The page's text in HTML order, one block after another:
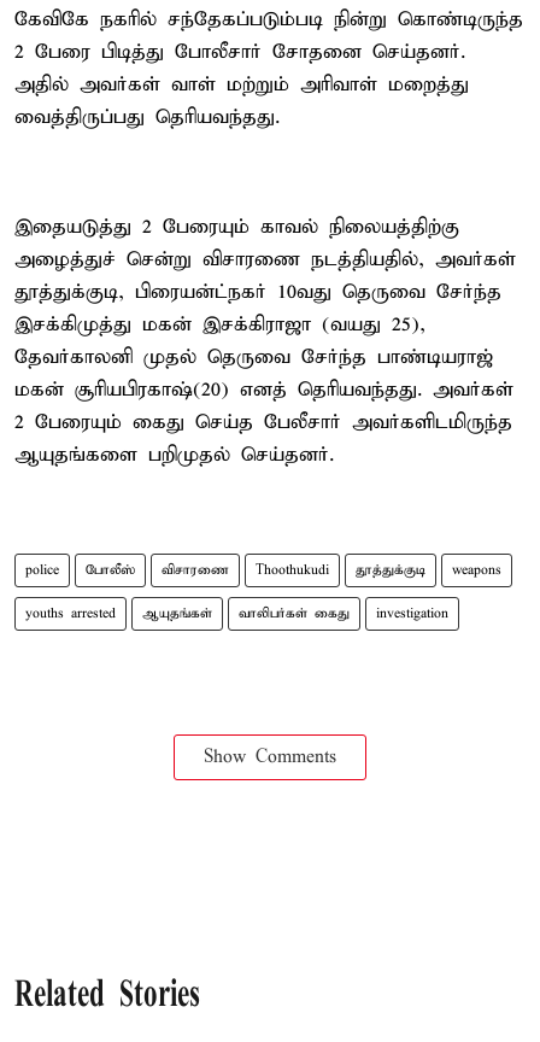
கேவிகே நகரில் சந்தேகப்படும்படி நின்று கொண்டிருந்த
2 பேரை பிடித்து போலீசார் சோதனை செய்தனர்.
அதில் அவர்கள் வாள் மற்றும் அரிவாள் மறைத்து
வைத்திருப்பது தெரியவந்தது.
இதையடுத்து 2 பேரையும் காவல் நிலையத்திற்கு
அழைத்துச் சென்று விசாரணை நடத்தியதில், அவர்கள்
தூத்துக்குடி, பிரையன்ட்நகர் 10வது தெருவை சேர்ந்த
இசக்கிமுத்து மகன் இசக்கிராஜா (வயது 25),
தேவர்காலனி முதல் தெருவை சேர்ந்த பாண்டியராஜ்
மகன் சூரியபிரகாஷ்(20) எனத் தெரியவந்தது. அவர்கள்
2 பேரையும் கைது செய்த பேலீசார் அவர்களிடமிருந்த
ஆயுதங்களை பறிமுதல் செய்தனர்.
police போலீஸ் விசாரணை Thoothukudi தூத்துக்குடி weapons
youths arrested ஆயுதங்கள் வாலிபர்கள் கைது investigation
Show Comments
Related Stories